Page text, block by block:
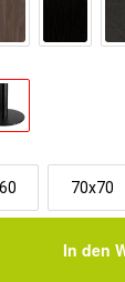
70x70
In den